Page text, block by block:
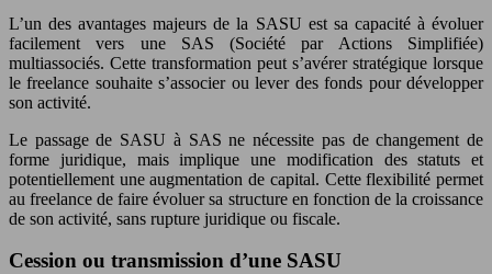
L’un des avantages majeurs de la SASU est sa capacité à évoluer
facilement vers une SAS (Société par Actions Simplifiée)
multiassociés. Cette transformation peut s’avérer stratégique lorsque
le freelance souhaite s’associer ou lever des fonds pour développer
son activité.
Le passage de SASU à SAS ne nécessite pas de changement de
forme juridique, mais implique une modification des statuts et
potentiellement une augmentation de capital. Cette flexibilité permet
au freelance de faire évoluer sa structure en fonction de la croissance
de son activité, sans rupture juridique ou fiscale.
Cession ou transmission d’une SASU